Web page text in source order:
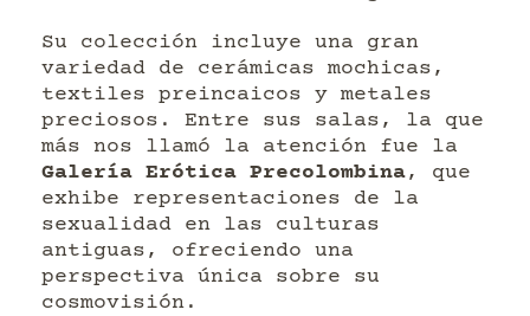
Su colección incluye una gran
variedad de cerámicas mochicas,
textiles preincaicos y metales
preciosos. Entre sus salas, la que
más nos llamó la atención fue la
Galería Erótica Precolombina, que
exhibe representaciones de la
sexualidad en las culturas
antiguas, ofreciendo una
perspectiva única sobre su
cosmovisión.